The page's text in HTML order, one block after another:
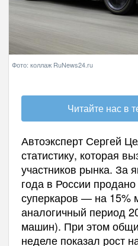
Фото: коллаж RuNews24.ru
Читайте нас в
Автоэксперт Сергей
статистику, которая
участников рынка. За
года в России
суперкаров — на 15%
аналогичный период
машин). При этом
неделе показал рост